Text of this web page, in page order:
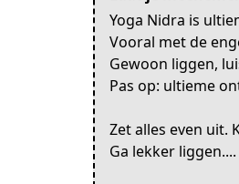
Yoga Nidra is
Vooral met de
Gewoon liggen,
Pas op: ultieme
Zet alles even uit.
Ga lekker liggen....